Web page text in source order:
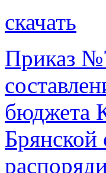
скачать
Приказ
бюджета
Брянской